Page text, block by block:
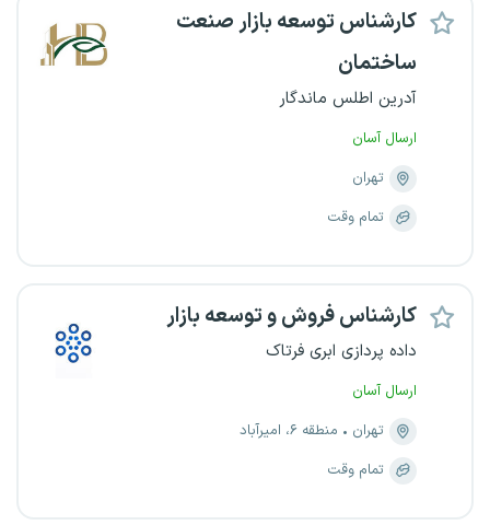
کارشناس توسعه بازار صنعت
ساختمان
آدرین اطلس ماندگار
ارسال آسان
تهران
تمام وقت
کارشناس فروش و توسعه بازار
داده پردازی ابری فرتاک
ارسال آسان
تهران
منطقه ۶، امیرآباد
تمام وقت